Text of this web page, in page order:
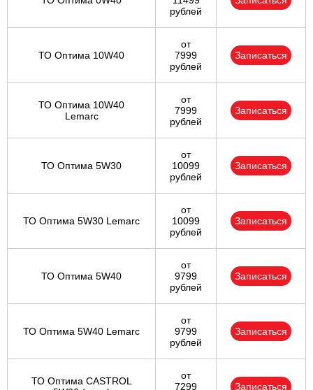
рублей
ТО Оптима 10W40
от
7999
рублей
Записаться
ТО Оптима 10W40
Lemarc
от
7999
рублей
Записаться
ТО Оптима 5W30
от
10099
рублей
Записаться
ТО Оптима 5W30 Lemarc
от
10099
рублей
Записаться
ТО Оптима 5W40
от
9799
рублей
Записаться
ТО Оптима 5W40 Lemarc
от
9799
рублей
Записаться
ТО Оптима CASTROL
от
7299
Записаться